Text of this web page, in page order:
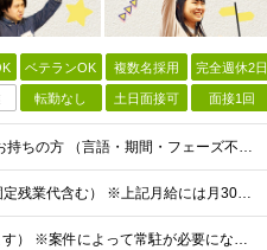
ベテランOK 複数名採用 完全週休2日
転勤なし 土日面接可 面接1回
◆学歴不問 / 第二新卒歓迎 ◆何かしらのエンジニア経験をお持ちの方 （言語・期間・フェーズ不問） 経験浅めの方も遠慮なくご応募ください！ ■入社前Q＆A ────── ◎実力に見合った報酬が手に
【エンジニア経験6年以上の方】 月給46万円～100万円（固定残業代含む） ※上記月給には月30時間分の固定残業代（月8万7,400円～月19万円）を含む。超過分は全額支給。 【エンジニア経験4年以
★フルリモート勤務も可（全国応募OK/住宅手当を支給します） ※案件によって常駐が必要になる場合があります。 ※希望がない限り、転勤はありません ※U・Iターン歓迎 ★ルトラの社員は全国各地で活躍中